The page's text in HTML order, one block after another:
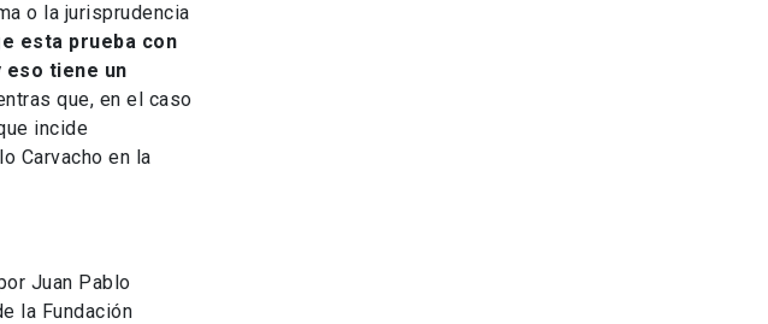
o la jurisprudencia
esta prueba con
eso tiene un
que, en el caso
incide
Carvacho en la
Juan Pablo
la Fundación